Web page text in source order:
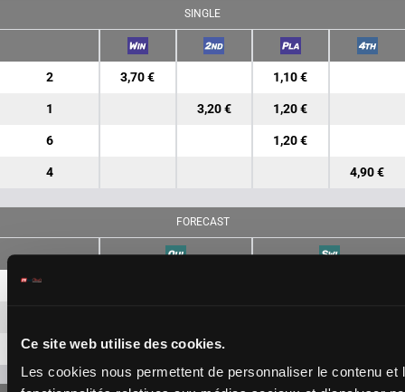
Ce site web utilise des cookies.
Les cookies nous permettent de personnaliser le contenu
SINGLE
2 3,70 € 1,10 €
1 3,20 € 1,20 €
6 1,20 €
4 4,90 €
FORECAST
2-1
1-6